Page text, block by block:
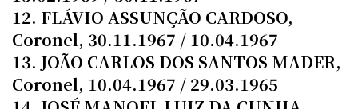
12. FLÁVIO ASSUNÇÃO CARDOSO,
Coronel, 30.11.1967 / 10.04.1967
13. JOÃO CARLOS DOS SANTOS MADER,
Coronel, 10.04.1967 / 29.03.1965